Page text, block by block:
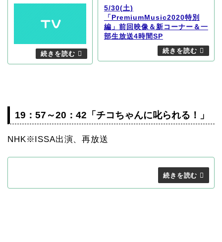
5/30(土)
「PremiumMusic2020特別
編」前回映像＆新コーナー＆一
部生放送4時間SP
19：57～20：42「チコちゃんに叱られる！」
NHK※ISSA出演、再放送